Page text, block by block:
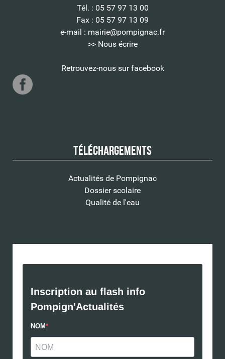
Tél. : 05 57 97 13 00
Fax : 05 57 97 13 09
e-mail : mairie@pompignac.fr
>> Nous écrire
Retrouvez-nous sur facebook
Téléchargements
Actualités de Pompignac
Dossier scolaire
Qualité de l'eau